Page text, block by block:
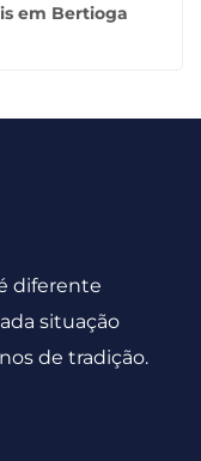
em Bertioga
diferente
situação
de tradição.